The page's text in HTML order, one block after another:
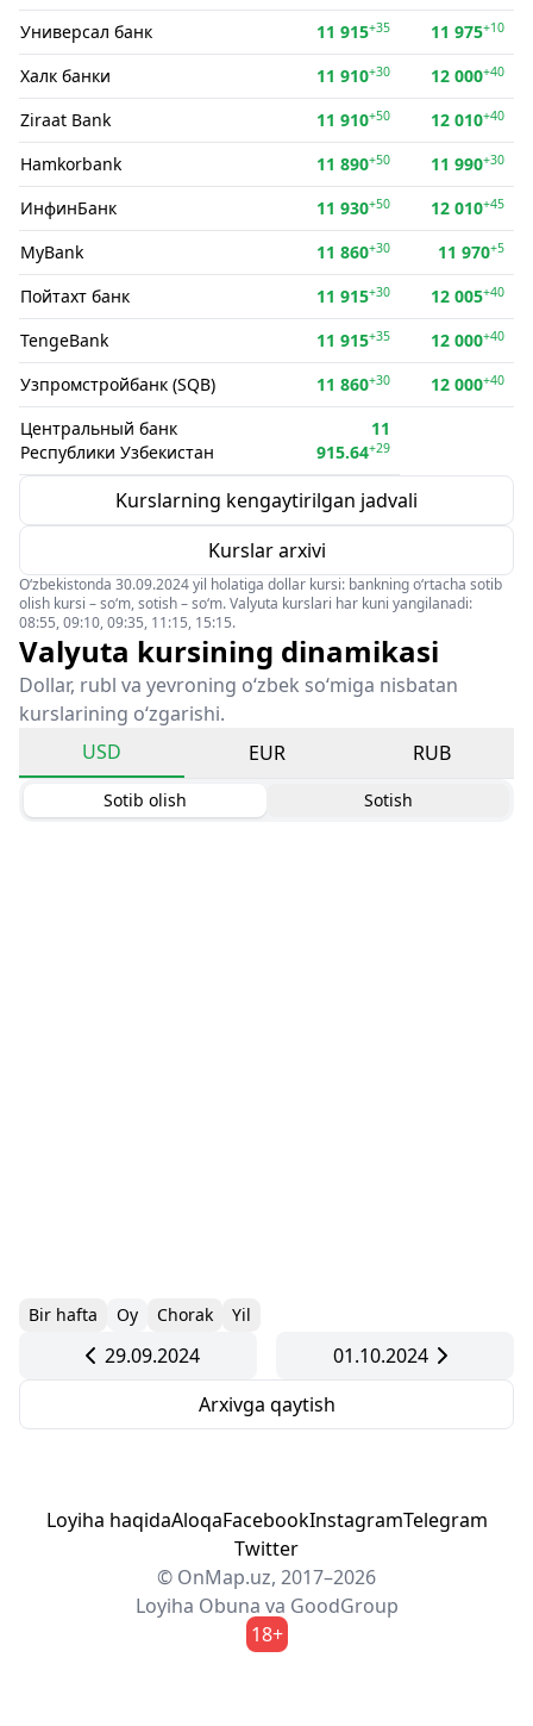
Универсал банк
11 915+35 11 975+10
Халк банки 11 910+30 12 000+40
Ziraat Bank 11 910+50 12 010+40
Hamkorbank 11 890+50 11 990+30
ИнфинБанк 11 930+50 12 010+45
MyBank 11 860+30 11 970+5
Пойтахт банк 11 915+30 12 005+40
TengeBank 11 915+35 12 000+40
Узпромстройбанк (SQB) 11 860+30 12 000+40
Центральный банк
Республики Узбекистан
11
915.64+29
Kurslarning kengaytirilgan jadvali
Kurslar arxivi
O‘zbekistonda 30.09.2024 yil holatiga dollar kursi: bankning o‘rtacha sotib
olish kursi – so‘m, sotish – so‘m. Valyuta kurslari har kuni yangilanadi:
08:55, 09:10, 09:35, 11:15, 15:15.
Valyuta kursining dinamikasi
Dollar, rubl va yevroning o‘zbek so‘miga nisbatan
kurslarining o‘zgarishi.
USD
EUR RUB
Sotib olish Sotish
Bir hafta Oy Chorak Yil
29.09.2024
01.10.2024
Arxivga qaytish
Loyiha haqidaAloqaFacebookInstagramTelegram
Twitter
© OnMap.uz, 2017–2026
Loyiha Obuna va GoodGroup
18+